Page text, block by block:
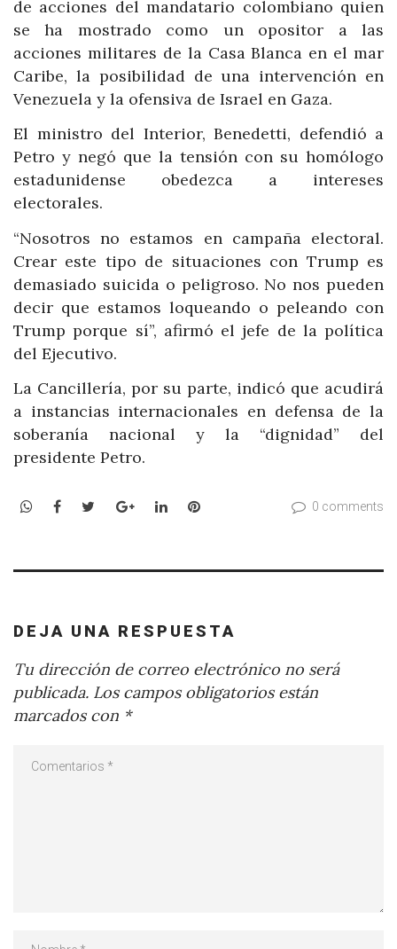
de acciones del mandatario colombiano quien
se ha mostrado como un opositor a las
acciones militares de la Casa Blanca en el mar
Caribe, la posibilidad de una intervención en
Venezuela y la ofensiva de Israel en Gaza.
El ministro del Interior, Benedetti, defendió a
Petro y negó que la tensión con su homólogo
estadunidense obedezca a intereses
electorales.
“Nosotros no estamos en campaña electoral.
Crear este tipo de situaciones con Trump es
demasiado suicida o peligroso. No nos pueden
decir que estamos loqueando o peleando con
Trump porque sí”, afirmó el jefe de la política
del Ejecutivo.
La Cancillería, por su parte, indicó que acudirá
a instancias internacionales en defensa de la
soberanía nacional y la “dignidad” del
presidente Petro.
WhatsApp
Facebook
TwitterGoogle+LinkedInPinterest 0 comments
DEJA UNA RESPUESTA
Tu dirección de correo electrónico no será
publicada. Los campos obligatorios están
marcados con *